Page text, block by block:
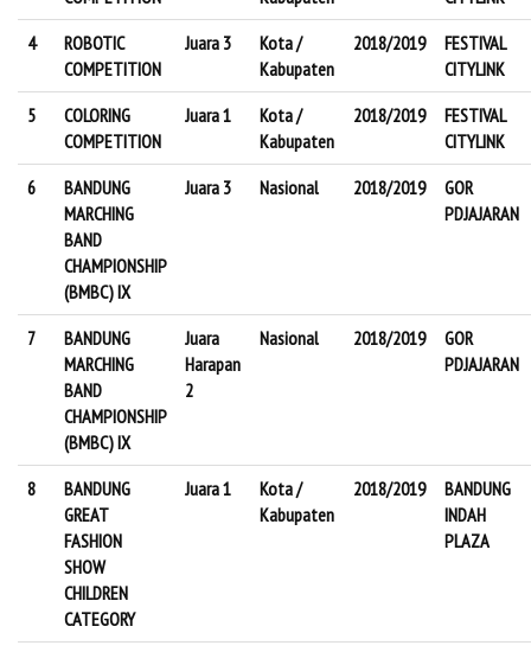
4
ROBOTIC
COMPETITION
Juara 3
Kota /
Kabupaten
2018/2019
FESTIVAL
CITYLINK
5
COLORING
COMPETITION
Juara 1
Kota /
Kabupaten
2018/2019
FESTIVAL
CITYLINK
6
BANDUNG
MARCHING
BAND
CHAMPIONSHIP
(BMBC) IX
Juara 3 Nasional 2018/2019
GOR
PDJAJARAN
7
BANDUNG
MARCHING
BAND
CHAMPIONSHIP
(BMBC) IX
Juara
Harapan
2
Nasional 2018/2019
GOR
PDJAJARAN
8
BANDUNG
GREAT
FASHION
SHOW
CHILDREN
CATEGORY
Juara 1
Kota /
Kabupaten
2018/2019
BANDUNG
INDAH
PLAZA